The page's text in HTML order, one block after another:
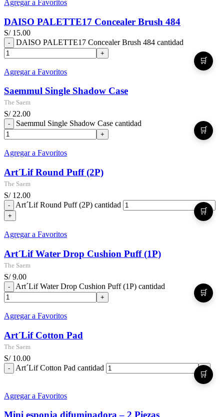
Agregar a Favoritos
DAISO PALETTE17 Concealer Brush 484
S/15.00
DAISO PALETTE17 Concealer Brush 484 cantidad
🛒
Agregar a Favoritos
Saemmul Single Shadow Case
The Saem
S/22.00
Saemmul Single Shadow Case cantidad
🛒
Agregar a Favoritos
Art´Lif Round Puff (2P)
The Saem
S/12.00
Art´Lif Round Puff (2P) cantidad
🛒
Agregar a Favoritos
Art´Lif Water Drop Cushion Puff (1P)
The Saem
S/9.00
Art´Lif Water Drop Cushion Puff (1P) cantidad
🛒
Agregar a Favoritos
Art´Lif Cotton Pad
The Saem
S/10.00
Art´Lif Cotton Pad cantidad
🛒
Agregar a Favoritos